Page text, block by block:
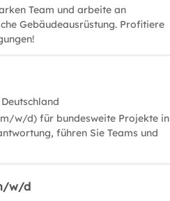
Team und arbeite an
Gebäudeausrüstung. Profitiere
w/d) für bundesweite Projekte in
führen Sie Teams und
w/d